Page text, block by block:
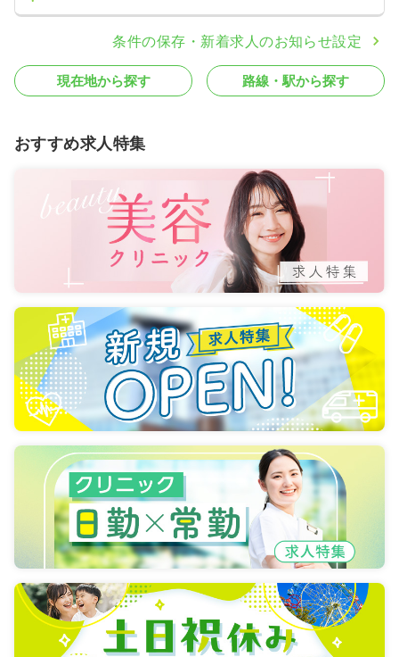
条件の保存・新着求人のお知らせ設定
現在地から探す 路線・駅から探す
おすすめ求人特集